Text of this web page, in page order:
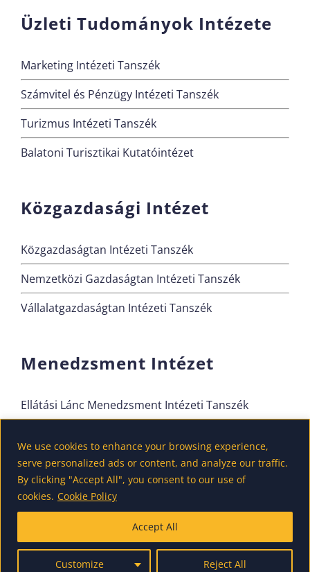
We use cookies to enhance your browsing experience,
serve personalized ads or content, and analyze our traffic.
By clicking "Accept All", you consent to our use of
cookies. Cookie Policy
Customize Reject All
Accept All
Üzleti Tudományok Intézete
Marketing Intézeti Tanszék
Számvitel és Pénzügy Intézeti Tanszék
Turizmus Intézeti Tanszék
Balatoni Turisztikai Kutatóintézet
Közgazdasági Intézet
Közgazdaságtan Intézeti Tanszék
Nemzetközi Gazdaságtan Intézeti Tanszék
Vállalatgazdaságtan Intézeti Tanszék
Menedzsment Intézet
Ellátási Lánc Menedzsment Intézeti Tanszék
Kvantitatív Módszerek Intézeti Tanszék
Szervezési és Vezetési Intézeti Tanszék